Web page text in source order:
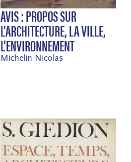
AVIS : PROPOS SUR
L’ARCHITECTURE, LA VILLE,
L’ENVIRONNEMENT
Michelin Nicolas